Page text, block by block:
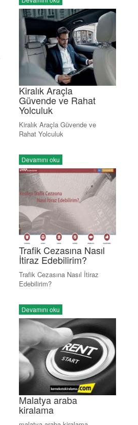
Kiralık Araçla
Güvende ve Rahat
Yolculuk
Kiralık Araçla Güvende ve
Rahat Yolculuk
Devamını oku
Trafik Cezasına Nasıl
İtiraz Edebilirim?
Trafik Cezasına Nasıl İtiraz
Edebilirim?
Devamını oku
Malatya araba
kiralama